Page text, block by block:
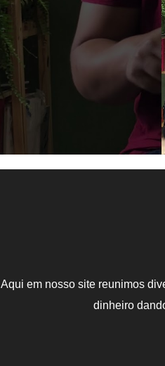
Aqui em nosso site reunimos
dinheiro